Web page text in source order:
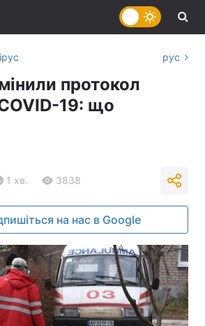
рус
протокол
19: що
1 хв. 3838
на нас в Google